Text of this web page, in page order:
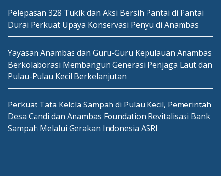
Pelepasan 328 Tukik dan Aksi Bersih Pantai di Pantai
Durai Perkuat Upaya Konservasi Penyu di Anambas
Yayasan Anambas dan Guru-Guru Kepulauan Anambas
Berkolaborasi Membangun Generasi Penjaga Laut dan
Pulau-Pulau Kecil Berkelanjutan
Perkuat Tata Kelola Sampah di Pulau Kecil, Pemerintah
Desa Candi dan Anambas Foundation Revitalisasi Bank
Sampah Melalui Gerakan Indonesia ASRI